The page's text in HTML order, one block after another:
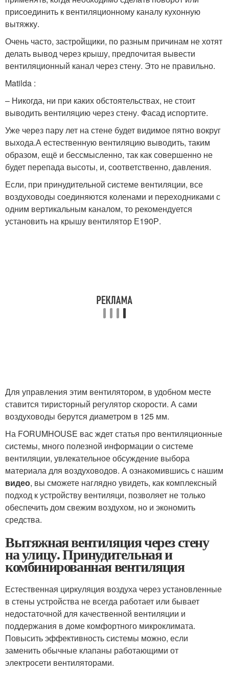
присоединить к вентиляционному каналу кухонную
вытяжку.
Очень часто, застройщики, по разным причинам не хотят
делать вывод через крышу, предпочитая вывести
вентиляционный канал через стену. Это не правильно.
Matilda :
– Никогда, ни при каких обстоятельствах, не стоит
выводить вентиляцию через стену. Фасад испортите.
Уже через пару лет на стене будет видимое пятно вокруг
выхода.А естественную вентиляцию выводить, таким
образом, ещё и бессмысленно, так как совершенно не
будет перепада высоты, и, соответственно, давления.
Если, при принудительной системе вентиляции, все
воздуховоды соединяются коленами и переходниками с
одним вертикальным каналом, то рекомендуется
установить на крышу вентилятор Е190Р.
Для управления этим вентилятором, в удобном месте
ставится тиристорный регулятор скорости. А сами
воздуховоды берутся диаметром в 125 мм.
На FORUMHOUSE вас ждет статья про вентиляционные
системы, много полезной информации о системе
вентиляции, увлекательное обсуждение выбора
материала для воздуховодов. А ознакомившись с нашим
видео, вы сможете наглядно увидеть, как комплексный
подход к устройству вентиляци, позволяет не только
обеспечить дом свежим воздухом, но и экономить
средства.
Вытяжная вентиляция через стену
на улицу. Принудительная и
комбинированная вентиляция
Естественная циркуляция воздуха через установленные
в стены устройства не всегда работает или бывает
недостаточной для качественной вентиляции и
поддержания в доме комфортного микроклимата.
Повысить эффективность системы можно, если
заменить обычные клапаны работающими от
электросети вентиляторами.